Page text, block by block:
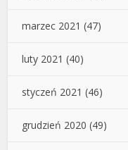
marzec 2021 (47)
luty 2021 (40)
styczeń 2021 (46)
grudzień 2020 (49)